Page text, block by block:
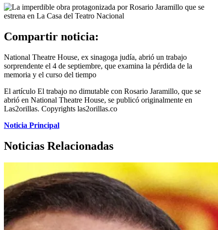
Compartir noticia:
National Theatre House, ex sinagoga judía, abrió un trabajo
sorprendente el 4 de septiembre, que examina la pérdida de la
memoria y el curso del tiempo
El artículo El trabajo no dimutable con Rosario Jaramillo, que se
abrió en National Theatre House, se publicó originalmente en
Las2orillas. Copyrights las2orillas.co
Noticia Principal
Noticias Relacionadas